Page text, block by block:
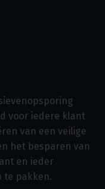
voor iedere klant
van een veilige
het besparen van
en ieder
te pakken.